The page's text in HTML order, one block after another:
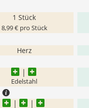
1 Stück
8,99 € pro Stück
Herz
Edelstahl